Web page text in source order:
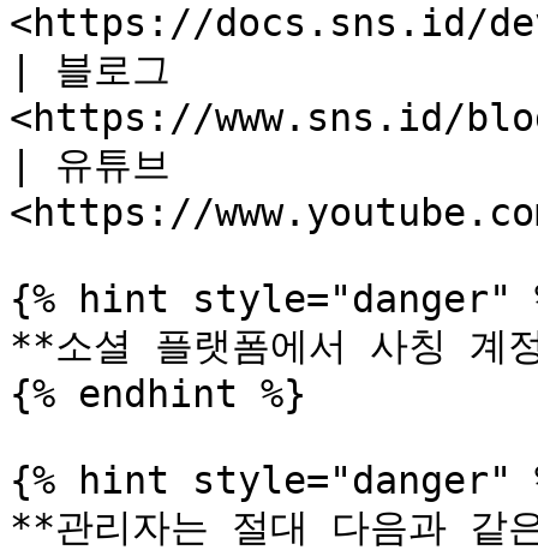
<https://
| 블로그
<https://
| 유튜브
<https://
{% hint style="danger"
**소셜 플랫폼에서 사칭 계
{% endhint %}
{% hint style="danger"
**관리자는 절대 다음과 같